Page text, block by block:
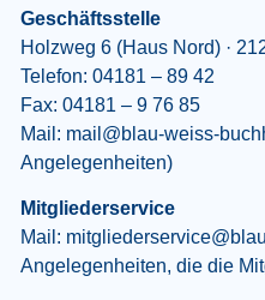
Geschäftsstelle
Holzweg 6 (Haus Nord) ·
Telefon: 04181 – 89 42
Fax: 04181 – 9 76 85
Mail: mail@blau-weiss-
Angelegenheiten)
Mitgliederservice
Mail:
Angelegenheiten, die die